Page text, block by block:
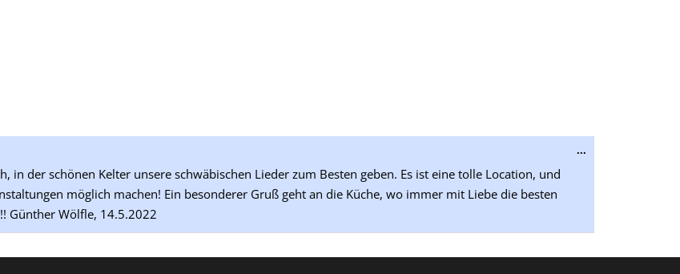
der schönen Kelter unsere schwäbischen Lieder zum Besten geben. Es ist eine tolle Location, und
möglich machen! Ein besonderer Gruß geht an die Küche, wo immer mit Liebe die besten
Günther Wölfle, 14.5.2022
...